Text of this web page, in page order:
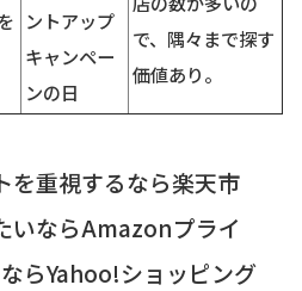
ントアップ
キャンペー
ンの日
で、隅々まで探す
価値あり。
を重視するなら楽天市
いならAmazonプライ
らYahoo!ショッピング